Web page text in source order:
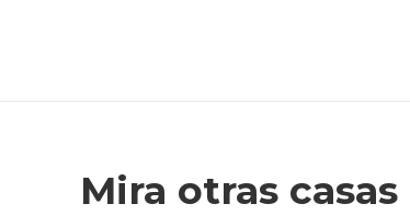
Mira otras casas